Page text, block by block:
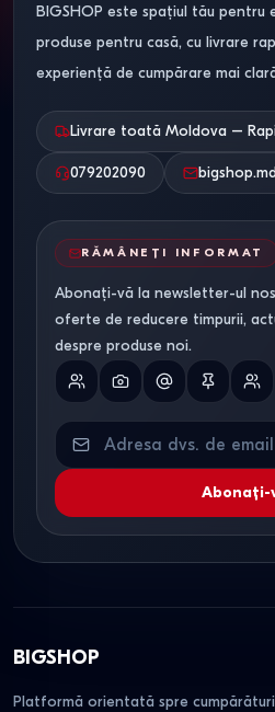
BIGSHOP este spațiul tău pentru
produse pentru casă, cu livrare
experiență de cumpărare mai
Livrare toată Moldova –
079202090
RĂMÂNEȚI INFORMAT
Abonați-vă la newsletter-ul
oferte de reducere timpurii,
despre produse noi.
Abonați-
BIGSHOP
Platformă orientată spre